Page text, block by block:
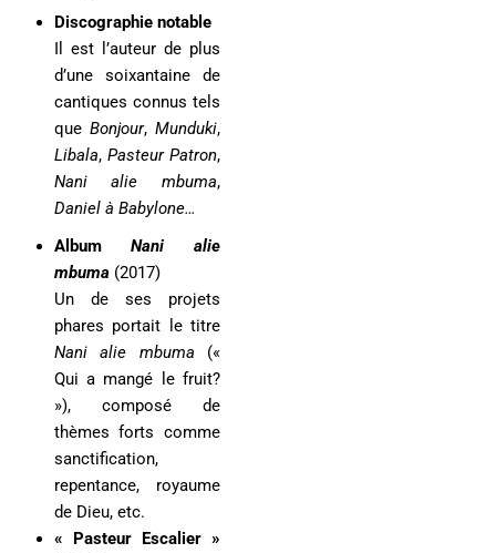
Discographie notable
Il est l’auteur de plus
d’une soixantaine de
cantiques connus tels
que Bonjour, Munduki,
Libala, Pasteur Patron,
Nani alie mbuma,
Daniel à Babylone…
AlbumNani alie
mbuma(2017)
Un de ses projets
phares portait le titre
Nani alie mbuma («
Qui a mangé le fruit?
»), composé de
thèmes forts comme
sanctification,
repentance, royaume
de Dieu, etc.
« Pasteur Escalier »